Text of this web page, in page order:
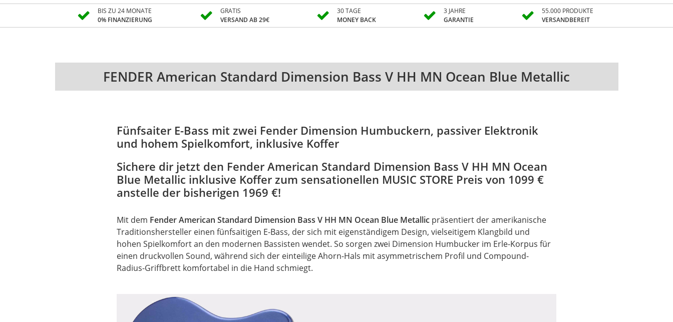
BIS ZU 24 MONATE
0% FINANZIERUNG
GRATIS
VERSAND AB 29€
30 TAGE
MONEY BACK
3 JAHRE
GARANTIE
55.000 PRODUKTE
VERSANDBEREIT
FENDER American Standard Dimension Bass V HH MN Ocean Blue Metallic
Fünfsaiter E-Bass mit zwei Fender Dimension Humbuckern, passiver Elektronik
und hohem Spielkomfort, inklusive Koffer
Sichere dir jetzt den Fender American Standard Dimension Bass V HH MN Ocean
Blue Metallic inklusive Koffer zum sensationellen MUSIC STORE Preis von 1099 €
anstelle der bisherigen 1969 €!
Mit dem Fender American Standard Dimension Bass V HH MN Ocean Blue Metallic präsentiert der amerikanische
Traditionshersteller einen fünfsaitigen E-Bass, der sich mit eigenständigem Design, vielseitigem Klangbild und
hohen Spielkomfort an den modernen Bassisten wendet. So sorgen zwei Dimension Humbucker im Erle-Korpus für
einen druckvollen Sound, während sich der einteilige Ahorn-Hals mit asymmetrischem Profil und Compound-
Radius-Griffbrett komfortabel in die Hand schmiegt.